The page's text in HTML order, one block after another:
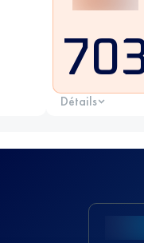
Détails